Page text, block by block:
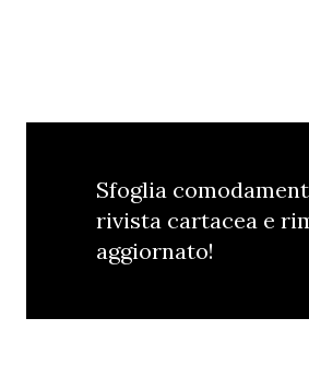
Sfoglia
rivista cartacea e
aggiornato!